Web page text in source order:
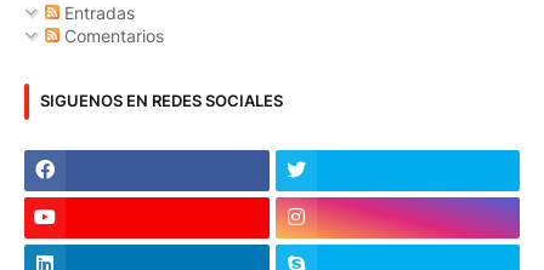
Entradas
Comentarios
SIGUENOS EN REDES SOCIALES